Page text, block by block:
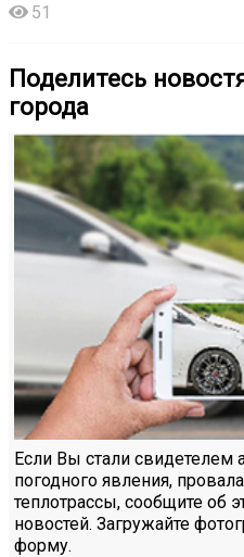
51
Поделитесь
города
Если Вы стали свидетелем
погодного явления,
теплотрассы, сообщите об
новостей. Загружайте
форму.